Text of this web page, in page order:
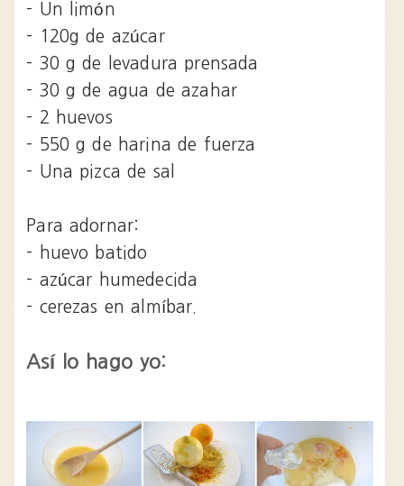
- Un limón
- 120g de azúcar
- 30 g de levadura prensada
- 30 g de agua de azahar
- 2 huevos
- 550 g de harina de fuerza
- Una pizca de sal
Para adornar:
- huevo batido
- azúcar humedecida
- cerezas en almíbar.
Así lo hago yo: